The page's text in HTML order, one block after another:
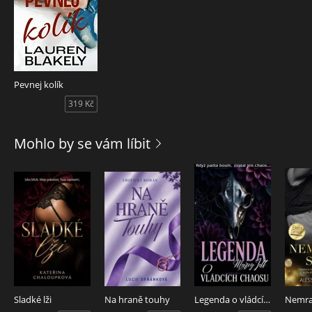
Pevnej kolík
319 Kč
Mohlo by se vám líbit
Sladké lži Na hraně touhy Legenda o vládcích chaosu